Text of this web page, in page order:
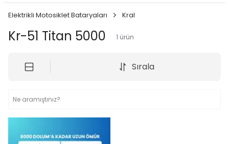
Elektrikli Motosiklet Bataryaları Kral
Kr-51 Titan 5000 1 ürün
Sırala